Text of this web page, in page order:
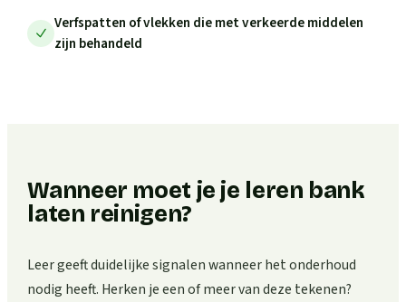
Verfspatten of vlekken die met verkeerde middelen
zijn behandeld
Wanneer moet je je leren bank
laten reinigen?
Leer geeft duidelijke signalen wanneer het onderhoud
nodig heeft. Herken je een of meer van deze tekenen?